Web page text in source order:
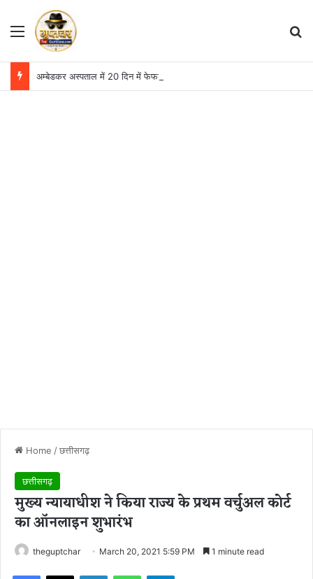
Menu
Home /छत्तीसगढ़
छत्तीसगढ़
मुख्य न्यायाधीश ने किया राज्य के प्रथम वर्चुअल कोर्ट
का ऑनलाइन शुभारंभ
theguptchar March 20, 2021 5:59 PM 1 minute read